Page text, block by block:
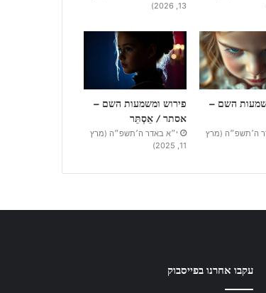
13, 2026)
השם –
ה׳תשפ״ה (מרץ
פירוש ומשמעות השם –
אסתר / אֵסְתֵּר
י״א באדר ה׳תשפ״ה (מרץ
11, 2025)
עקבו אחרנו בפייסבוק